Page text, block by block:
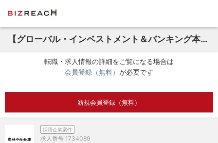
【グローバル・インベストメント＆バンキング本部】オルタナティブ投資業務～オルタナティブ（エクイティ）投資の分野で新しい投資商品を切り拓いていただけませんか？～
転職・求人情報の詳細をご覧になる場合は
会員登録（無料） が必要です
新規会員登録（無料）
採用企業案件
求人番号 1734089